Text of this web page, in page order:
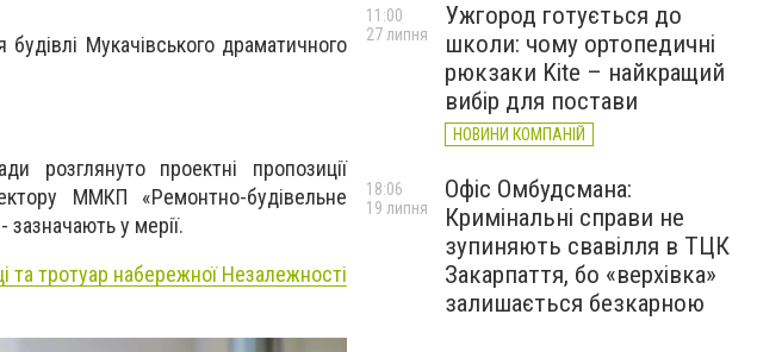
Мукачівського драматичного
розглянуто проектні пропозиції
ММКП «Ремонтно-будівельне
у мерії.
та тротуар набережної Незалежності
Ужгород готується до
школи: чому ортопедичні
рюкзаки Kite – найкращий
вибір для постави
НОВИНИ КОМПАНІЙ
11:00
27 липня
Офіс Омбудсмана:
Кримінальні справи не
зупиняють свавілля в ТЦК
Закарпаття, бо «верхівка»
залишається безкарною
18:06
19 липня